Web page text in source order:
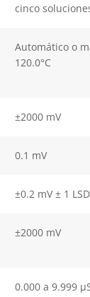
cinco
Automático o
120.0°C
±2000 mV
0.1 mV
±0.2 mV ± 1 LSD
±2000 mV
0.000 a 9.999